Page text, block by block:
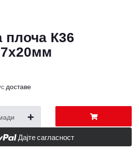
К36
доставе
Дајте сагласност